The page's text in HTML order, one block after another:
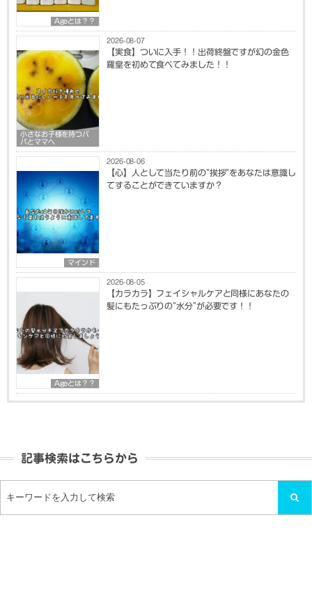
Ageとは？？
小さなお子様を持つパ
パとママへ
2026-08-07
【実食】ついに入手！！出荷終盤ですが幻の金色
羅皇を初めて食べてみました！！
マインド
2026-08-06
【心】人として当たり前の”挨拶”をあなたは意識し
てすることができていますか？
Ageとは？？
2026-08-05
【カラカラ】フェイシャルケアと同様にあなたの
髪にもたっぷりの”水分”が必要です！！
記事検索はこちらから